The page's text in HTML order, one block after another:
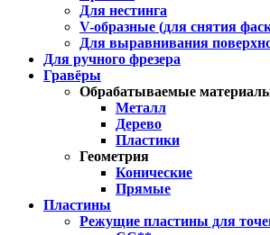
Для нестинга
V-образные (для снятия
Для выравнивания
Для ручного фрезера
Гравёры
Обрабатываемые
Металл
Дерево
Пластики
Геометрия
Конические
Прямые
Пластины
Режущие пластины для